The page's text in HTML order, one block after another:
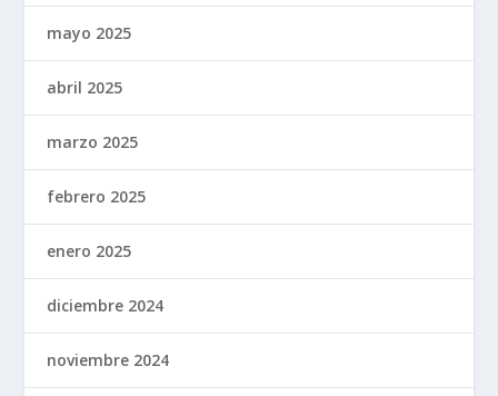
mayo 2025
abril 2025
marzo 2025
febrero 2025
enero 2025
diciembre 2024
noviembre 2024